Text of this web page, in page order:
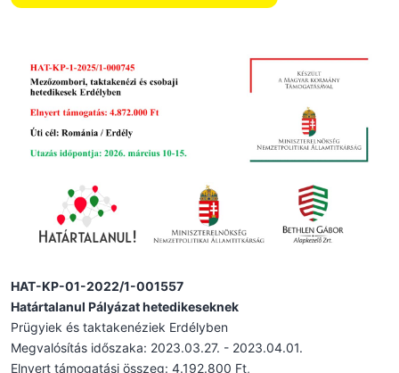
HAT-KP-01-2022/1-001557
Határtalanul Pályázat hetedikeseknek
Prügyiek és taktakenéziek Erdélyben
Megvalósítás időszaka: 2023.03.27. - 2023.04.01.
Elnyert támogatási összeg: 4.192.800 Ft,